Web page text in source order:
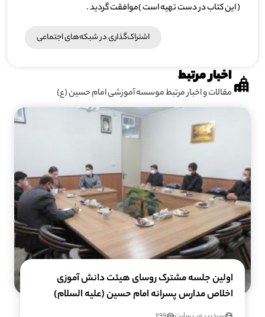
( این کتاب در دست تهیه است )موافقت گردید .
اشتراک‌گذاری در شبکه‎‌های اجتماعی
اخبار مرتبط
مقالات و اخبار مرتبط موسسه آموزشی امام حسین (ع)
اولین جلسه مشترک روسای هیئت دانش آموزی
اخلاص مدارس پسرانه امام حسین (علیه السلام)